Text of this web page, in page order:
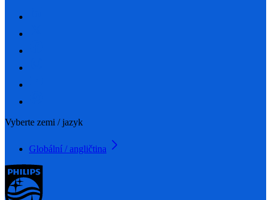
Vyberte zemi / jazyk
Globální / angličtina